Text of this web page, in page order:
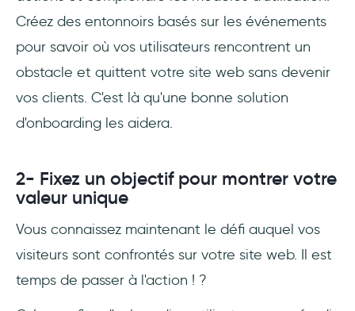
Créez des entonnoirs basés sur les événements
pour savoir où vos utilisateurs rencontrent un
obstacle et quittent votre site web sans devenir
vos clients. C'est là qu'une bonne solution
d'onboarding les aidera.
2- Fixez un objectif pour montrer votre
valeur unique
Vous connaissez maintenant le défi auquel vos
visiteurs sont confrontés sur votre site web. Il est
temps de passer à l'action ! ?